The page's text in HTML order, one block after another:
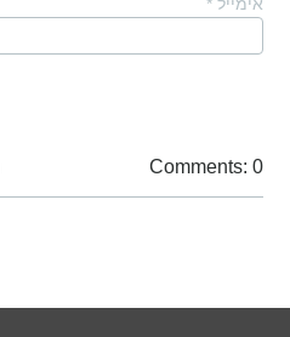
Comments: 0